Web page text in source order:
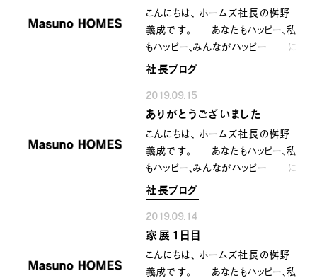
ょうね〜^_^
好物を食べると テンション
がアガる〜^_^ 食欲の秋、、
明日も顔晴って行きましょうね〜‼️
では〜。。(^_^)
こんにちは、 ホームズ社長の桝野
義成です。 あなたもハッピー、私
もハッピー、みんながハッピー に
なるために共に顔晴りましょう 夢
夢は見るものではなく 夢は
叶えるもの そんな事を想う
ロマンチックな 今宵の気分〜
(^_^) また明日も 顔晴っ
て行きましょうね〜‼️^_^
社長ブログ
2019.09.15
ありがとうございました
こんにちは、 ホームズ社長の桝野
義成です。 あなたもハッピー、私
もハッピー、みんながハッピー に
なるために共に顔晴りましょう
家展(完成見学会) in 紀の
川市 ２日目 今日も良いお天
気を頂きまして お天道様におか
れましては上機嫌にて 充実様
のお陰様の感謝様です。^_^ そ
社長ブログ
2019.09.14
家展１日目
こんにちは、 ホームズ社長の桝野
義成です。 あなたもハッピー、私